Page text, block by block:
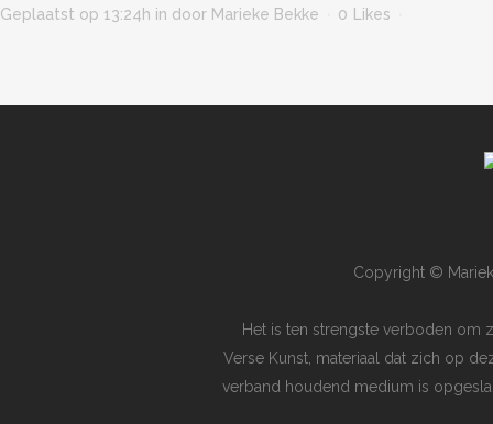
Geplaatst op 13:24h in door Marieke Bekke 0 Likes
Copyright ©
Het is ten strengste verboden om
Verse Kunst, materiaal dat zich op
verband houdend medium is